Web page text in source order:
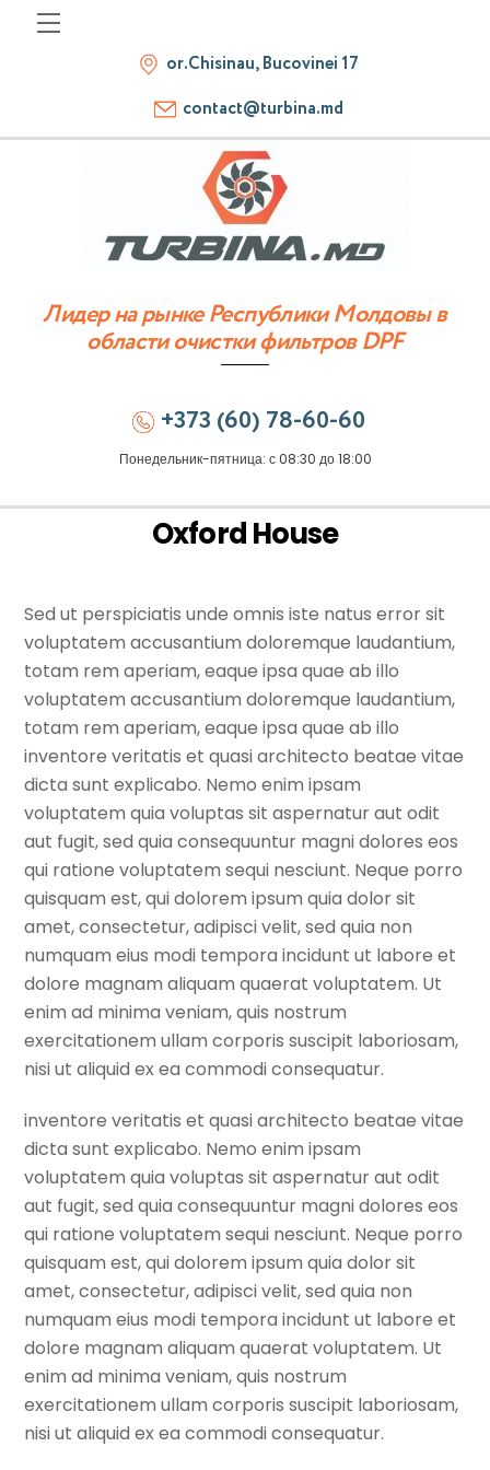
Menu
or.Chisinau, Bucovinei 17
contact@turbina.md
Лидер на рынке Республики Молдовы в
области очистки фильтров DPF
+373 (60) 78-60-60
Понедельник-пятница: с 08:30 до 18:00
Oxford House
Sed ut perspiciatis unde omnis iste natus error sit
voluptatem accusantium doloremque laudantium,
totam rem aperiam, eaque ipsa quae ab illo
voluptatem accusantium doloremque laudantium,
totam rem aperiam, eaque ipsa quae ab illo
inventore veritatis et quasi architecto beatae vitae
dicta sunt explicabo. Nemo enim ipsam
voluptatem quia voluptas sit aspernatur aut odit
aut fugit, sed quia consequuntur magni dolores eos
qui ratione voluptatem sequi nesciunt. Neque porro
quisquam est, qui dolorem ipsum quia dolor sit
amet, consectetur, adipisci velit, sed quia non
numquam eius modi tempora incidunt ut labore et
dolore magnam aliquam quaerat voluptatem. Ut
enim ad minima veniam, quis nostrum
exercitationem ullam corporis suscipit laboriosam,
nisi ut aliquid ex ea commodi consequatur.
inventore veritatis et quasi architecto beatae vitae
dicta sunt explicabo. Nemo enim ipsam
voluptatem quia voluptas sit aspernatur aut odit
aut fugit, sed quia consequuntur magni dolores eos
qui ratione voluptatem sequi nesciunt. Neque porro
quisquam est, qui dolorem ipsum quia dolor sit
amet, consectetur, adipisci velit, sed quia non
numquam eius modi tempora incidunt ut labore et
dolore magnam aliquam quaerat voluptatem. Ut
enim ad minima veniam, quis nostrum
exercitationem ullam corporis suscipit laboriosam,
nisi ut aliquid ex ea commodi consequatur.